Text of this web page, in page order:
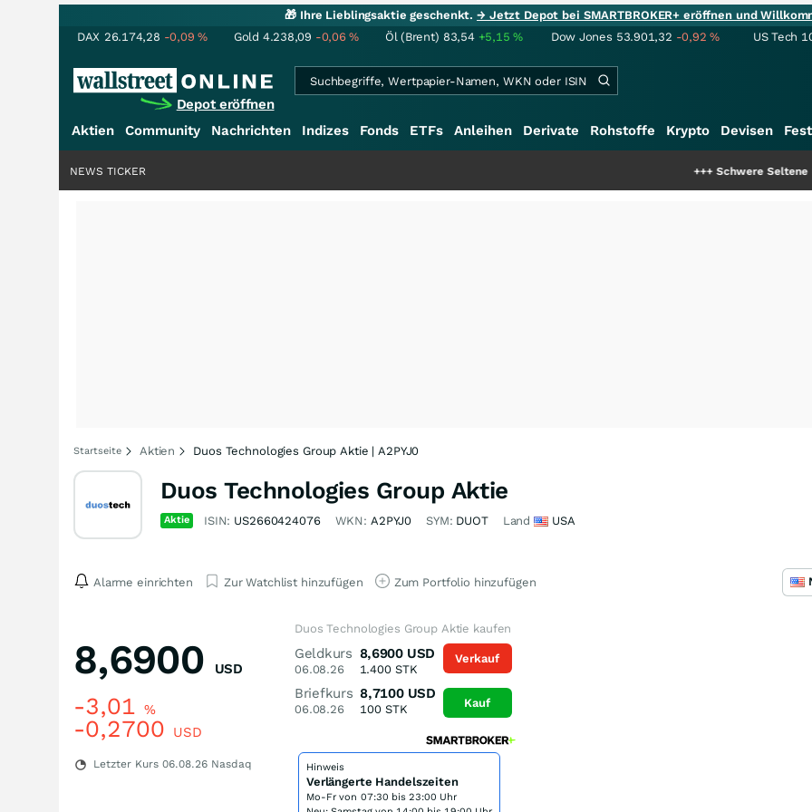
🎁 Ihre Lieblingsaktie geschenkt.→ Jetzt Depot bei SMARTBROKER+ eröffnen und
DAX 26.174,28 -0,09% Gold 4.238,09 -0,06% Öl (Brent) 83,54 +5,15% Dow Jones 53.901,32 -0,92% US Tech
Depot eröffnen
Aktien Community Nachrichten Indizes Fonds ETFs Anleihen Derivate Rohstoffe Krypto Devisen
Schwere Seltene Erden:
NEWS TICKER
Startseite Aktien Duos Technologies Group Aktie | A2PYJ0
Duos Technologies Group Aktie
Aktie ISIN: US2660424076 WKN: A2PYJ0 SYM: DUOT Land USA
Alarme einrichten Zur Watchlist hinzufügen Zum Portfolio hinzufügen
8,6900 USD
-3,01 %
-0,2700 USD
Letzter Kurs 06.08.26 Nasdaq
Duos Technologies Group Aktie kaufen
Geldkurs
06.08.26
8,6900 USD
1.400STK
Briefkurs
06.08.26
8,7100 USD
100STK
Verkauf
Kauf
Hinweis
Verlängerte Handelszeiten
Mo-Fr von 07:30 bis 23:00 Uhr